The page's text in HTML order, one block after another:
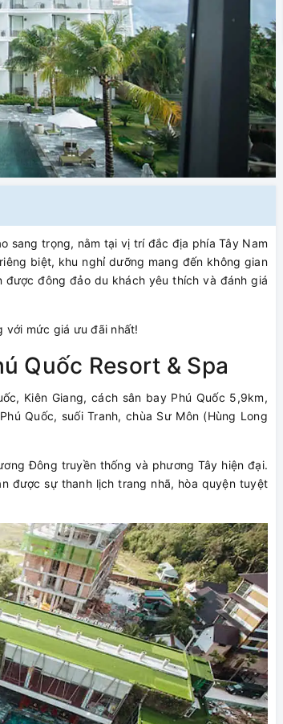
sang trọng, nằm tại vị trí đắc địa phía Tây Nam
biệt, khu nghỉ dưỡng mang đến không gian
đông đảo du khách yêu thích và đánh giá
mức giá ưu đãi nhất!
Quốc Resort & Spa
Kiên Giang, cách sân bay Phú Quốc 5,9km,
Quốc, suối Tranh, chùa Sư Môn (Hùng Long
Đông truyền thống và phương Tây hiện đại.
được sự thanh lịch trang nhã, hòa quyện tuyệt